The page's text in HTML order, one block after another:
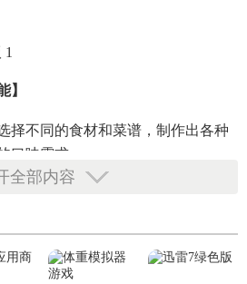
】
择不同的食材和菜谱，制作出各种
口味需求。
运营效率。
理餐厅的财务状况，包括收入、支
正常运营。
全部内容